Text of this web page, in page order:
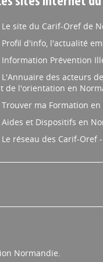
Le site du Carif-Oref de
Profil d'info, l'actualité
Information Prévention
L'Annuaire des acteurs
de l'orientation en
Trouver ma Formation
Aides et Dispositifs en
Le réseau des Carif-Oref -
Normandie.